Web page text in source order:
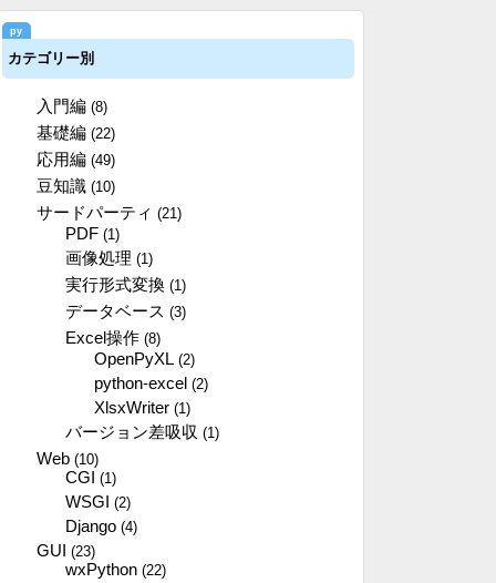
カテゴリー別
入門編 (8)
基礎編 (22)
応用編 (49)
豆知識 (10)
サードパーティ (21)
PDF (1)
画像処理 (1)
実行形式変換 (1)
データベース (3)
Excel操作 (8)
OpenPyXL (2)
python-excel (2)
XlsxWriter (1)
バージョン差吸収 (1)
Web (10)
CGI (1)
WSGI (2)
Django (4)
GUI (23)
wxPython (22)